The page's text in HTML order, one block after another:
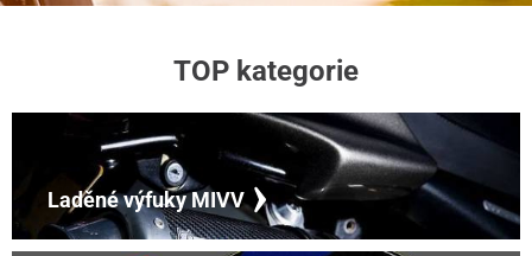
TOP kategorie
Laděné výfuky MIVV